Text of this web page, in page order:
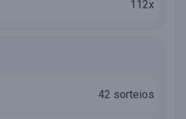
112x
42 sorteios